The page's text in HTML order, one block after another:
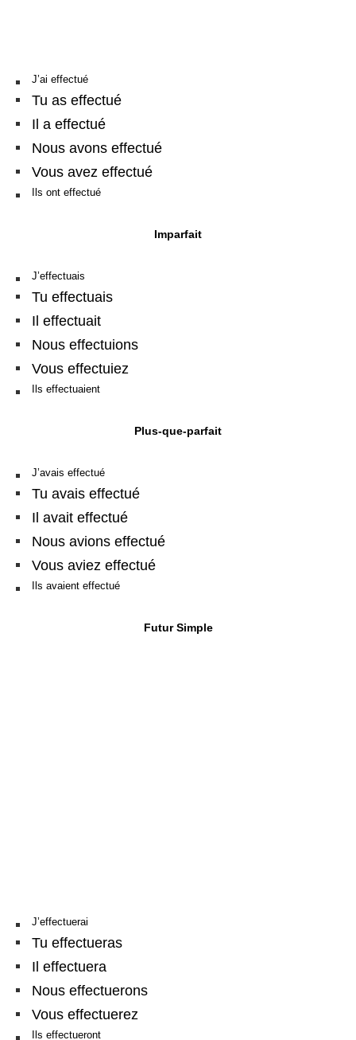
J’ai effectué
Tu as effectué
Il a effectué
Nous avons effectué
Vous avez effectué
Ils ont effectué
Imparfait
J’effectuais
Tu effectuais
Il effectuait
Nous effectuions
Vous effectuiez
Ils effectuaient
Plus-que-parfait
J’avais effectué
Tu avais effectué
Il avait effectué
Nous avions effectué
Vous aviez effectué
Ils avaient effectué
Futur Simple
J’effectuerai
Tu effectueras
Il effectuera
Nous effectuerons
Vous effectuerez
Ils effectueront